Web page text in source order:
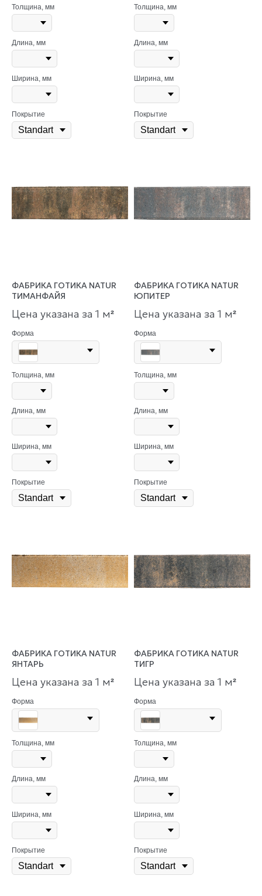
Толщина, мм
Длина, мм
Ширина, мм
Покрытие
Толщина, мм
Длина, мм
Ширина, мм
Покрытие
ФАБРИКА ГОТИКА NATUR
ТИМАНФАЙЯ
Цена указана за 1 м²
Форма
Толщина, мм
Длина, мм
Ширина, мм
Покрытие
ФАБРИКА ГОТИКА NATUR
ЮПИТЕР
Цена указана за 1 м²
Форма
Толщина, мм
Длина, мм
Ширина, мм
Покрытие
ФАБРИКА ГОТИКА NATUR
ЯНТАРЬ
Цена указана за 1 м²
Форма
Толщина, мм
Длина, мм
Ширина, мм
Покрытие
ФАБРИКА ГОТИКА NATUR
ТИГР
Цена указана за 1 м²
Форма
Толщина, мм
Длина, мм
Ширина, мм
Покрытие